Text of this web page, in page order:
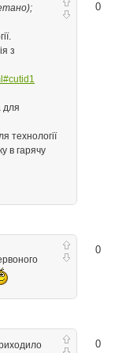
0
з
для
технології
в гарячу
0
0